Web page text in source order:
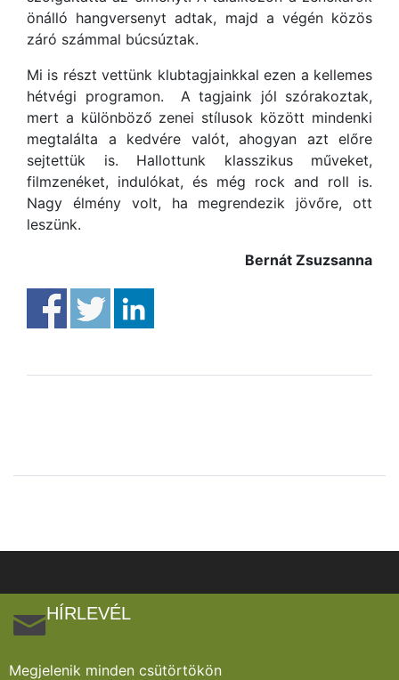
önálló hangversenyt adtak, majd a végén közös
záró számmal búcsúztak.
Mi is részt vettünk klubtagjainkkal ezen a kellemes
hétvégi programon. A tagjaink jól szórakoztak,
mert a különböző zenei stílusok között mindenki
megtalálta a kedvére valót, ahogyan azt előre
sejtettük is. Hallottunk klasszikus műveket,
filmzenéket, indulókat, és még rock and roll is.
Nagy élmény volt, ha megrendezik jövőre, ott
leszünk.
Bernát Zsuzsanna
HÍRLEVÉL
Megjelenik minden csütörtökön